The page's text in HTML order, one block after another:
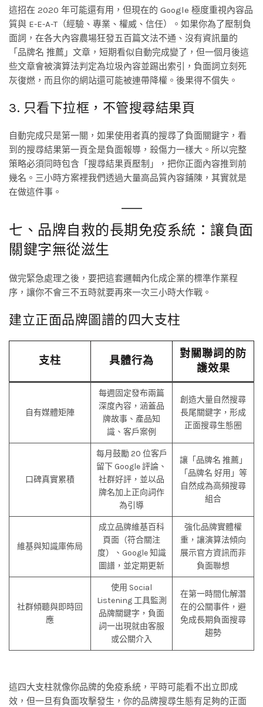
這招在 2020 年可能還有用，但現在的 Google 極度重視內容品
質與 E-E-A-T（經驗、專業、權威、信任）。如果你為了壓制負
面詞，在各大內容農場狂發五百篇文法不通、沒有資訊量的
「品牌名 推薦」文章，短期看似自動完成變了，但一個月後這
些文章會被演算法判定為垃圾內容並踢出索引，負面詞立刻死
灰復燃，而且你的網站還可能被連帶降權。後果得不償失。
3. 只看下拉框，不管搜尋結果頁
自動完成只是第一關，如果使用者真的搜尋了負面關鍵字，看
到的搜尋結果第一頁全是負面報導，殺傷力一樣大。所以完整
策略必須同時包含「搜尋結果頁壓制」，把你正面內容推到前
幾名。三小時方案裡我們透過大量高品質內容鋪陳，其實就是
在做這件事。
七、品牌自救的長期免疫系統：讓負面
關鍵字無從滋生
做完緊急處理之後，要把這套邏輯內化成企業的標準作業程
序，讓你不會三不五時就要再來一次三小時大作戰。
建立正面品牌圖譜的四大支柱
支柱 具體行為
對關聯詞的防
護效果
自有媒體矩陣
每週固定發布兩篇
深度內容，涵蓋品
牌故事、產品知
識、客戶案例
創造大量自然搜尋
長尾關鍵字，形成
正面搜尋生態圈
口碑真實累積
每月鼓勵 20 位客戶
留下 Google 評論、
社群好評，並以品
牌名加上正向詞作
為引導
讓「品牌名 推薦」
「品牌名 好用」等
自然成為高頻搜尋
組合
維基與知識庫佈局
成立品牌維基百科
頁面（符合關注
度）、Google 知識
圖譜，並定期更新
強化品牌實體權
重，讓演算法傾向
展示官方資訊而非
負面聯想
社群傾聽與即時回
應
使用 Social
Listening 工具監測
品牌關鍵字，負面
詞一出現就由客服
或公關介入
在第一時間化解潛
在的公關事件，避
免成長期負面搜尋
趨勢
這四大支柱就像你品牌的免疫系統，平時可能看不出立即成
效，但一旦有負面攻擊發生，你的品牌搜尋生態有足夠的正面